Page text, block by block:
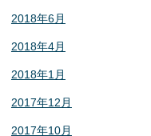
2018年6月
2018年4月
2018年1月
2017年12月
2017年10月